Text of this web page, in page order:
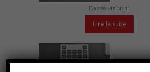
Basse vision 11
Lire la suite